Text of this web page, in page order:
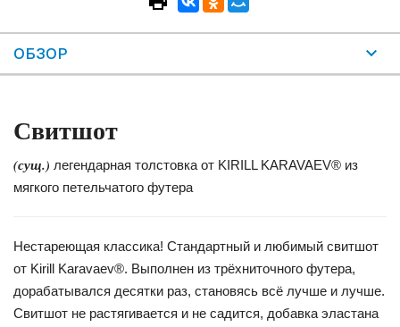
ОБЗОР
Свитшот
(сущ.) легендарная толстовка от KIRILL KARAVAEV® из
мягкого петельчатого футера
Нестареющая классика! Стандартный и любимый свитшот
от Kirill Karavaev®. Выполнен из трёхниточного футера,
дорабатывался десятки раз, становясь всё лучше и лучше.
Свитшот не растягивается и не садится, добавка эластана